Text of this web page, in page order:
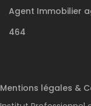
Agent Immobilier
464
Mentions légales &